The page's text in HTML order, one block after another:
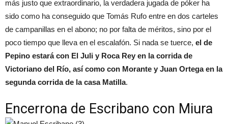
más justo que extraordinario, la verdadera jugada de póker ha
sido como ha conseguido que Tomás Rufo entre en dos carteles
de campanillas en el abono; no por falta de méritos, sino por el
poco tiempo que lleva en el escalafón. Si nada se tuerce, el de
Pepino estará con El Juli y Roca Rey en la corrida de
Victoriano del Río, así como con Morante y Juan Ortega en la
segunda corrida de la casa Matilla.
Encerrona de Escribano con Miura